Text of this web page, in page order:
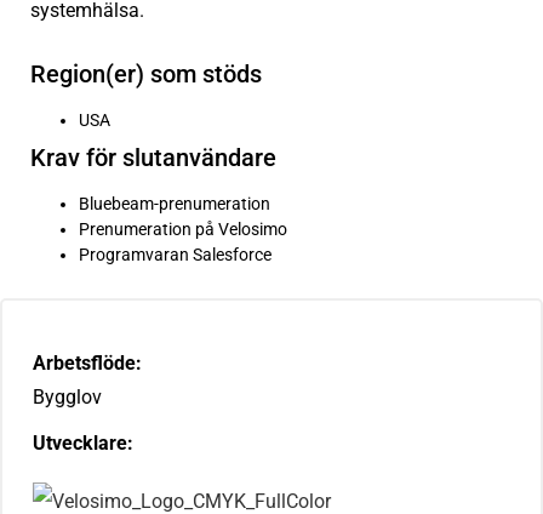
Arbetsflöde:
Bygglov
Utvecklare:
systemhälsa.
Region(er) som stöds
USA
Krav för slutanvändare
Bluebeam-prenumeration
Prenumeration på Velosimo
Programvaran Salesforce